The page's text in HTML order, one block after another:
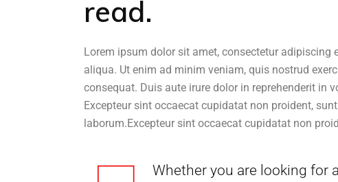
read.
Lorem ipsum dolor sit amet, consectetur
aliqua. Ut enim ad minim veniam, quis nostrud
consequat. Duis aute irure dolor in reprehenderit in
Excepteur sint occaecat cupidatat non proident,
laborum.Excepteur sint occaecat cupidatat non
Whether you are looking for